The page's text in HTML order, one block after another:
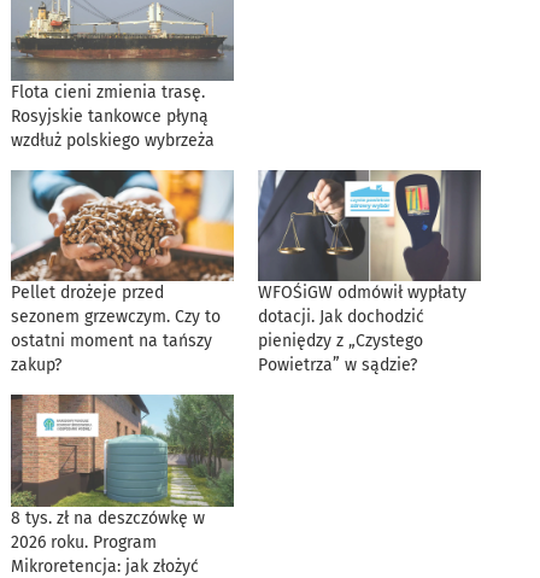
Flota cieni zmienia trasę.
Rosyjskie tankowce płyną
wzdłuż polskiego wybrzeża
Pellet drożeje przed
sezonem grzewczym. Czy to
ostatni moment na tańszy
zakup?
WFOŚiGW odmówił wypłaty
dotacji. Jak dochodzić
pieniędzy z „Czystego
Powietrza” w sądzie?
8 tys. zł na deszczówkę w
2026 roku. Program
Mikroretencja: jak złożyć